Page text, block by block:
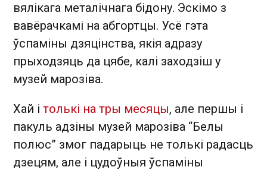
вялікага металічнага бідону. Эскімо з
вавёрачкамі на абгортцы. Усё гэта
ўспаміны дзяцінства, якія адразу
прыходзяць да цябе, калі заходзіш у
музей марозіва.
Хай і толькі на тры месяцы, але першы і
пакуль адзіны музей марозіва “Белы
полюс” змог падарыць не толькі радасць
дзецям, але і цудоўныя ўспаміны